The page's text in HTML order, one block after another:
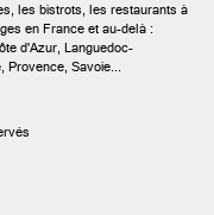
les bistrots, les restaurants à
en France et au-delà :
d'Azur, Languedoc-
Provence, Savoie...